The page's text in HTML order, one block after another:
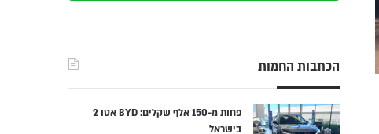
הכתבות החמות
פחות מ-150 אלף שקלים: BYD אטו 2
בישראל